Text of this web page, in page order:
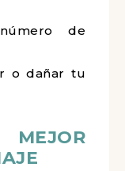
de
o dañar tu